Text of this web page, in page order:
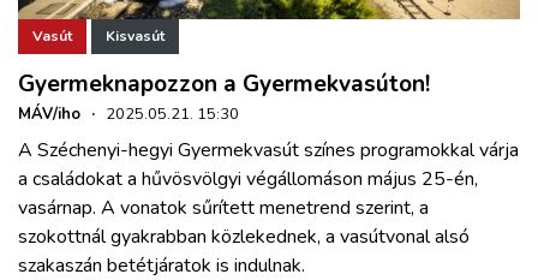
Vasút Kisvasút
Gyermeknapozzon a Gyermekvasúton!
MÁV/iho · 2025.05.21. 15:30
A Széchenyi-hegyi Gyermekvasút színes programokkal várja
a családokat a hűvösvölgyi végállomáson május 25-én,
vasárnap. A vonatok sűrített menetrend szerint, a
szokottnál gyakrabban közlekednek, a vasútvonal alsó
szakaszán betétjáratok is indulnak.